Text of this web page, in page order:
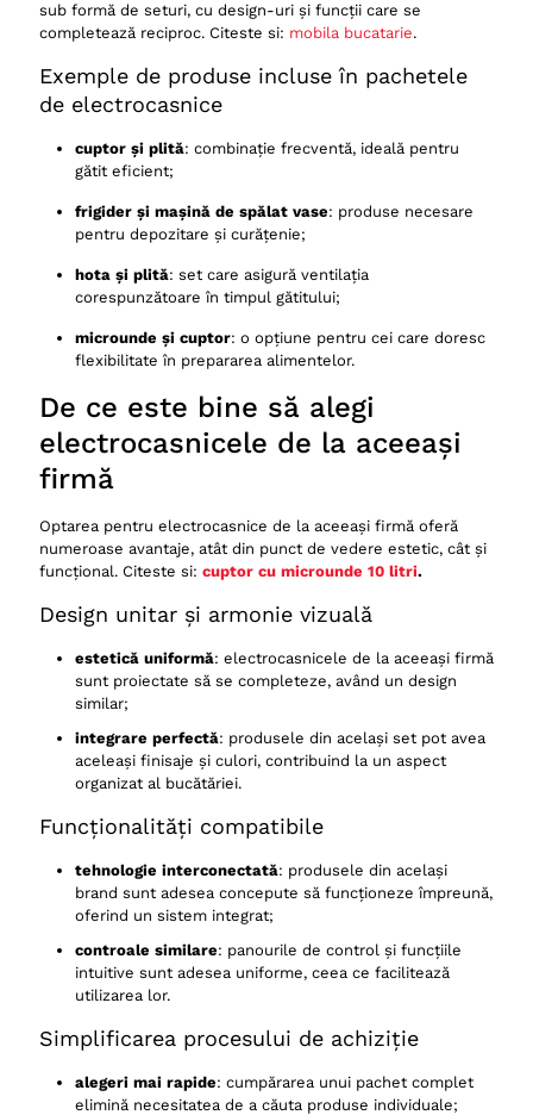
bucătărie
Pachet Samsung Premium
Pachet Bosch Home Comfort
Pachet Whirlpool Smart Kitchen
Topuri de electrocasnice pentru bucătărie vândute ca
pachet
De ce să alegi un pachet de electrocasnice pentru
bucătărie
Avantajele pachetelor de electrocasnice
Ce trebuie să conțină un pachet de electrocasnice
complet
Cele mai bune firme care oferă pachete pentru echiparea
3. Whirlpool
4. Electrolux
5. Miele
Cum să alegi pachetul potrivit pentru bucătăria ta
Prioritățile și stilul de gătit
Bugetul disponibil
E bine sa cumperi la pachet toate electrocasnicele din
bucatarie?
sub formă de seturi, cu design-uri și funcții care se
completează reciproc. Citeste si: mobila bucatarie.
Exemple de produse incluse în pachetele
de electrocasnice
cuptor și plită: combinație frecventă, ideală pentru
gătit eficient;
frigider și mașină de spălat vase: produse necesare
pentru depozitare și curățenie;
hota și plită: set care asigură ventilația
corespunzătoare în timpul gătitului;
microunde și cuptor: o opțiune pentru cei care doresc
flexibilitate în prepararea alimentelor.
De ce este bine să alegi
electrocasnicele de la aceeași
firmă
Optarea pentru electrocasnice de la aceeași firmă oferă
numeroase avantaje, atât din punct de vedere estetic, cât și
funcțional. Citeste si: cuptor cu microunde 10 litri.
Design unitar și armonie vizuală
estetică uniformă: electrocasnicele de la aceeași firmă
sunt proiectate să se completeze, având un design
similar;
integrare perfectă: produsele din același set pot avea
aceleași finisaje și culori, contribuind la un aspect
organizat al bucătăriei.
Funcționalități compatibile
tehnologie interconectată: produsele din același
brand sunt adesea concepute să funcționeze împreună,
oferind un sistem integrat;
controale similare: panourile de control și funcțiile
intuitive sunt adesea uniforme, ceea ce facilitează
utilizarea lor.
Simplificarea procesului de achiziție
alegeri mai rapide: cumpărarea unui pachet complet
elimină necesitatea de a căuta produse individuale;